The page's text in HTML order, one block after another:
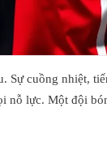
Sự cuồng nhiệt,
lực. Một đội